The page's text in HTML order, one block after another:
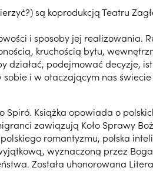
są koprodukcją Teatru
i sposoby jej realizowania.
kruchością bytu,
działać, podejmować decyzje,
sobie i w otaczającym nas
Spiró. Książka opowiada o
zawiązują Koło Sprawy
romantyzmu, polska
wyznaczoną przez
Została uhonorowana